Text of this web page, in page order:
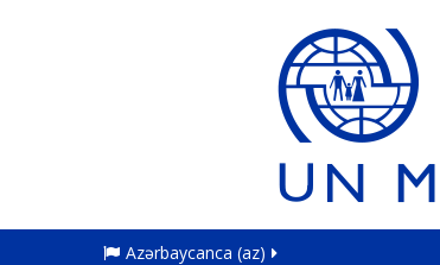
Azərbaycanca ‎(az)‎